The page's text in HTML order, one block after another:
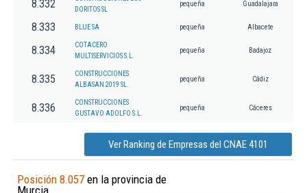
8.332
DORITOS SL
pequeña Guadalajara
8.333 BLUE SA pequeña Albacete
8.334
COTACERO
MULTISERVICIOS S.L.
pequeña Badajoz
8.335
CONSTRUCCIONES
ALBASAN 2019 SL.
pequeña Cádiz
8.336
CONSTRUCCIONES
GUSTAVO ADOLFO S.L.
pequeña Cáceres
Ver Ranking de Empresas del CNAE 4101
Posición 8.057 en la provincia de